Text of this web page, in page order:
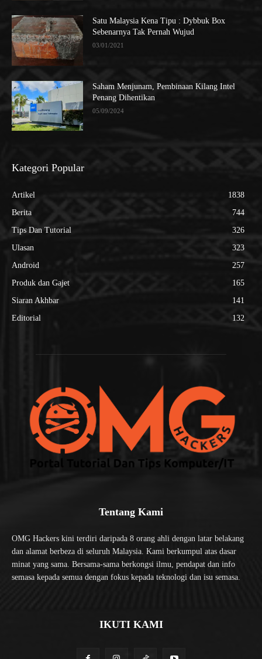
Satu Malaysia Kena Tipu : Dybbuk Box
Sebenarnya Tak Pernah Wujud
03/01/2021
Saham Menjunam, Pembinaan Kilang Intel
Penang Dihentikan
05/09/2024
Kategori Popular
Artikel
1838
Berita
744
Tips Dan Tutorial
326
Ulasan
323
Android
257
Produk dan Gajet
165
Siaran Akhbar
141
Editorial
132
Tentang Kami
OMG Hackers kini terdiri daripada 8 orang ahli dengan latar belakang
dan alamat berbeza di seluruh Malaysia. Kami berkumpul atas dasar
minat yang sama. Bersama-sama berkongsi ilmu, pendapat dan info
semasa kepada semua dengan fokus kepada teknologi dan isu semasa.
IKUTI KAMI